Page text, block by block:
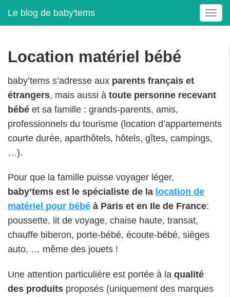
Le blog de baby'tems
T
o
a
g
a
Location matériel bébé
baby’tems s’adresse aux parents français et
étrangers, mais aussi à toute personne recevant
bébé et sa famille : grands-parents, amis,
professionnels du tourisme (location d’appartements
courte durée, aparthôtels, hôtels, gîtes, campings,
…).
Pour que la famille puisse voyager léger,
baby’tems est le spécialiste de la location de
matériel pour bébé à Paris et en Ile de France:
poussette, lit de voyage, chaise haute, transat,
chauffe biberon, porte-bébé, écoute-bébé, sièges
auto, … même des jouets !
Une attention particulière est portée à la qualité
des produits proposés (uniquement des marques